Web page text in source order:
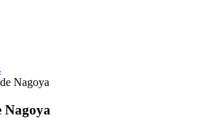
Nagoya
Nagoya